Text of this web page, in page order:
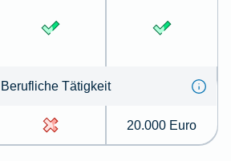
Berufliche Tätigkeit
20.000 Euro